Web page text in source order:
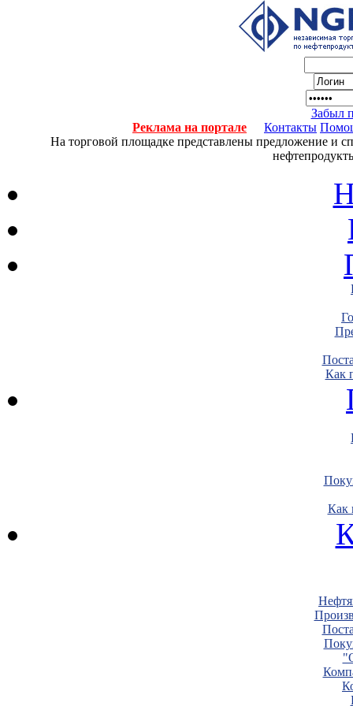
Забыл
Реклама на портале
Контакты
На торговой площадке представлены предложение и
Как
Как